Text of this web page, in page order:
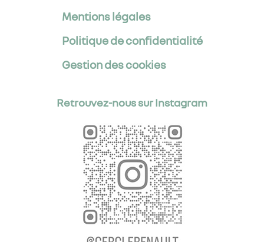
Mentions légales
Politique de confidentialité
Gestion des cookies
Retrouvez-nous sur Instagram